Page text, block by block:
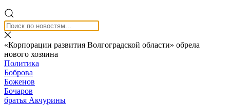
«Корпорации развития Волгоградской области» обрела
нового хозяина
Политика
Боброва
Боженов
Бочаров
братья Акчурины